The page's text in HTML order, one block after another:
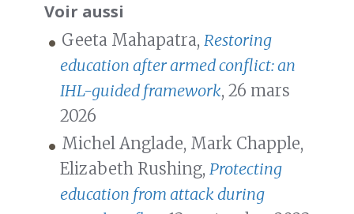
Voir aussi
Geeta Mahapatra, Restoring
education after armed conflict: an
IHL-guided framework, 26 mars
2026
Michel Anglade, Mark Chapple,
Elizabeth Rushing, Protecting
education from attack during